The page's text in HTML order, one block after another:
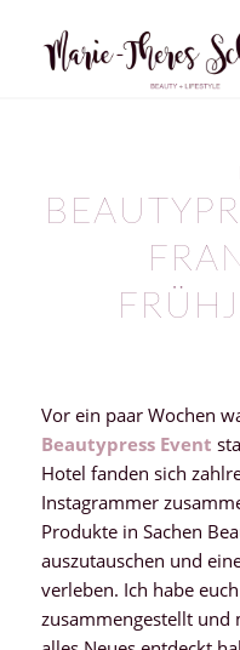
Vor ein paar Wochen
Beautypress Event
Hotel fanden sich
Instagrammer
Produkte in Sachen
auszutauschen und
verleben. Ich habe
zusammengestellt und